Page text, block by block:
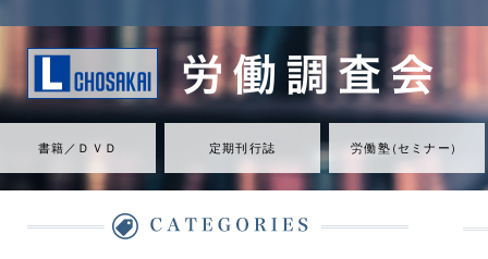
書籍／ＤＶＤ 定期刊行誌 労働塾（セミナ ー ）